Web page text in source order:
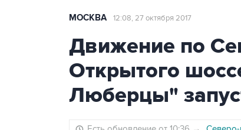
МОСКВА 12:08, 27 октября 2017
Движение по
Открытого
Люберцы"